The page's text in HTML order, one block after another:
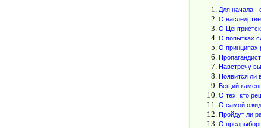
Для начала -
О
О
О попытках
О принципах
Навстречу
Появится ли
Вещий
О тех, кто
О самой
Пройдут ли
О